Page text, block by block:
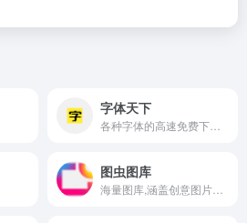
字体天下
图虫图库